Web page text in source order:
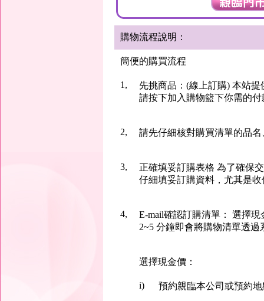
購物流程說明：
簡便的購買流程
1,
先挑商品：(線上訂購) 本站
請按下加入購物籃下你需的付
2, 請先仔細核對購買清單的品
3,
正確填妥訂購表格 為了確保
仔細填妥訂購資料，尤其是
4,
E-mail確認訂購清單： 選擇
2~5 分鐘即會將購物清單透
選擇現金價：
i) 預約親臨本公司或預約